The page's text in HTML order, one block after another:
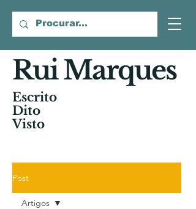
Rui Marques
Escrito
Dito
Visto
Post
Artigos